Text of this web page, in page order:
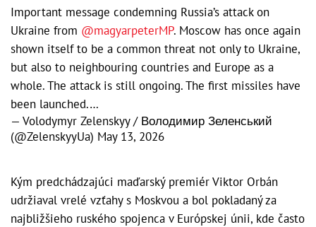
Important message condemning Russia’s attack on
Ukraine from @magyarpeterMP. Moscow has once again
shown itself to be a common threat not only to Ukraine,
but also to neighbouring countries and Europe as a
whole. The attack is still ongoing. The first missiles have
been launched.…
— Volodymyr Zelenskyy / Володимир Зеленський
(@ZelenskyyUa) May 13, 2026
Kým predchádzajúci maďarský premiér Viktor Orbán
udržiaval vrelé vzťahy s Moskvou a bol pokladaný za
najbližšieho ruského spojenca v Európskej únii, kde často